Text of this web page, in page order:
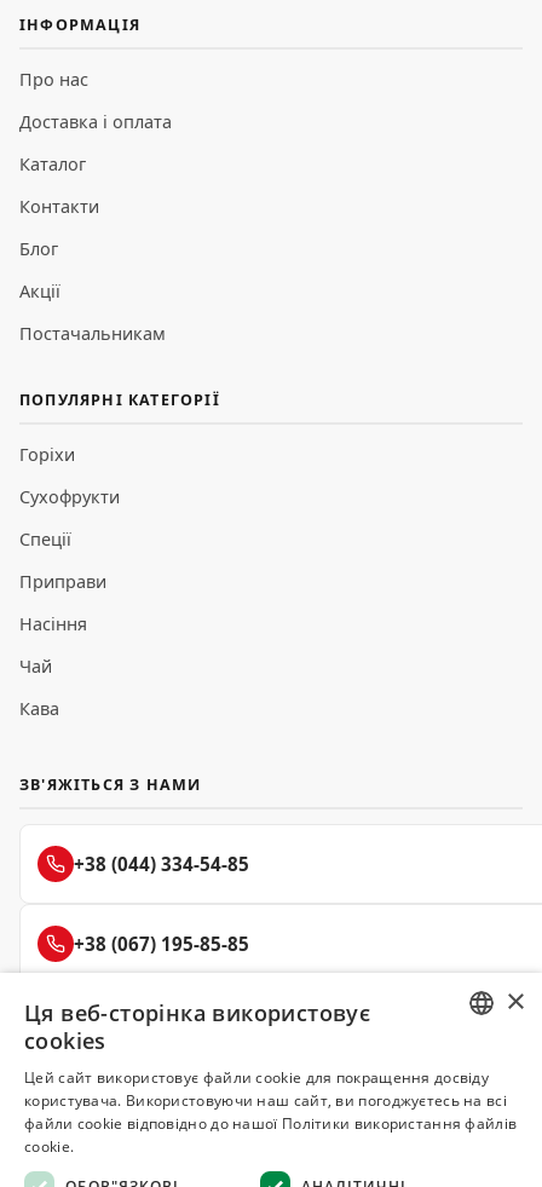
ІНФОРМАЦІЯ
Про нас
Доставка і оплата
Каталог
Контакти
Блог
Акції
Постачальникам
ПОПУЛЯРНІ КАТЕГОРІЇ
Горіхи
Сухофрукти
Спеції
Приправи
Насіння
Чай
Кава
ЗВ'ЯЖІТЬСЯ З НАМИ
+38 (044) 334-54-85
+38 (067) 195-85-85
+38 (050) 145-85-45
СПЕЦІЇ ТА ПРЯНОЩІ
UKRAINIAN
×
Ця веб-сторінка використовує
cookies
Цей сайт використовує файли cookie для покращення досвіду
користувача. Використовуючи наш сайт, ви погоджуєтесь на всі
файли cookie відповідно до нашої Політики використання файлів
cookie.